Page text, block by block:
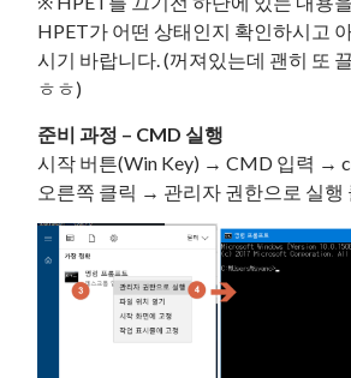
HPET가 어떤 상태인지 확인하시고
시기 바랍니다. (꺼져있는데 괜히 또
ㅎㅎ)
준비 과정 – CMD 실행
시작 버튼(Win Key) → CMD 입력 →
오른쪽 클릭 → 관리자 권한으로 실행